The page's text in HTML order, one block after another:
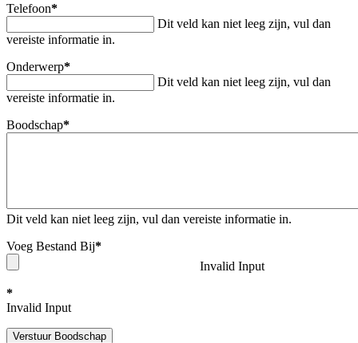
Telefoon*
Dit veld kan niet leeg zijn, vul dan
vereiste informatie in.
Onderwerp*
Dit veld kan niet leeg zijn, vul dan
vereiste informatie in.
Boodschap*
Dit veld kan niet leeg zijn, vul dan vereiste informatie in.
Voeg Bestand Bij*
Invalid Input
*
Invalid Input
Verstuur Boodschap